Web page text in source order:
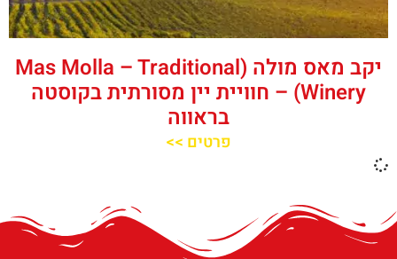
יקב מאס מולה (Mas Molla – Traditional
Winery) – חוויית יין מסורתית בקוסטה
בראווה
פרטים >>